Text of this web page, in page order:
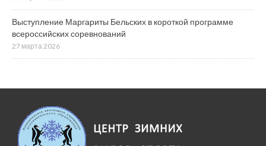
Выступление Маргариты Бельских в короткой программе
всероссийских соревнований
27 марта 2026